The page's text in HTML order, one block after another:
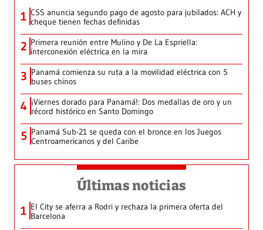
1 CSS anuncia segundo pago de agosto para jubilados: ACH y
cheque tienen fechas definidas
2 Primera reunión entre Mulino y De La Espriella:
interconexión eléctrica en la mira
3 Panamá comienza su ruta a la movilidad eléctrica con 5
buses chinos
4 ¡Viernes dorado para Panamá!: Dos medallas de oro y un
récord histórico en Santo Domingo
5 Panamá Sub-21 se queda con el bronce en los Juegos
Centroamericanos y del Caribe
Últimas noticias
1 El City se aferra a Rodri y rechaza la primera oferta del
Barcelona